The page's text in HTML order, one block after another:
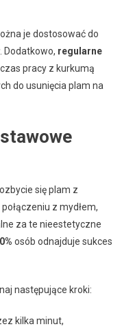
je dostosować do
Dodatkowo, regularne
pracy z kurkumą
do usunięcia plam na
się plam z
z mydłem,
za te nieestetyczne
osób odnajduje sukces
następujące kroki:
kilka minut,